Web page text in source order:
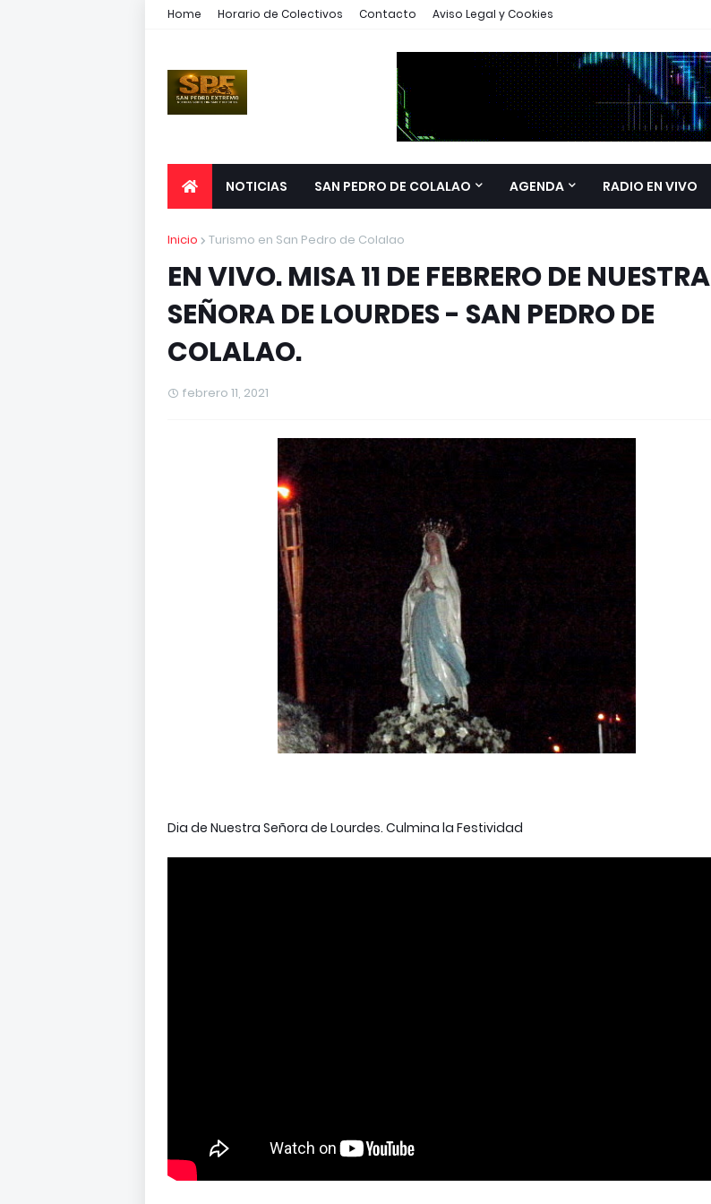
Home Horario de Colectivos Contacto Aviso Legal y Cookies
NOTICIAS SAN PEDRO DE COLALAO AGENDA RADIO EN VIVO
Inicio Turismo en San Pedro de Colalao
EN VIVO. MISA 11 DE FEBRERO DE NUESTRA
SEÑORA DE LOURDES - SAN PEDRO DE
COLALAO.
febrero 11, 2021
Dia de Nuestra Señora de Lourdes. Culmina la Festividad